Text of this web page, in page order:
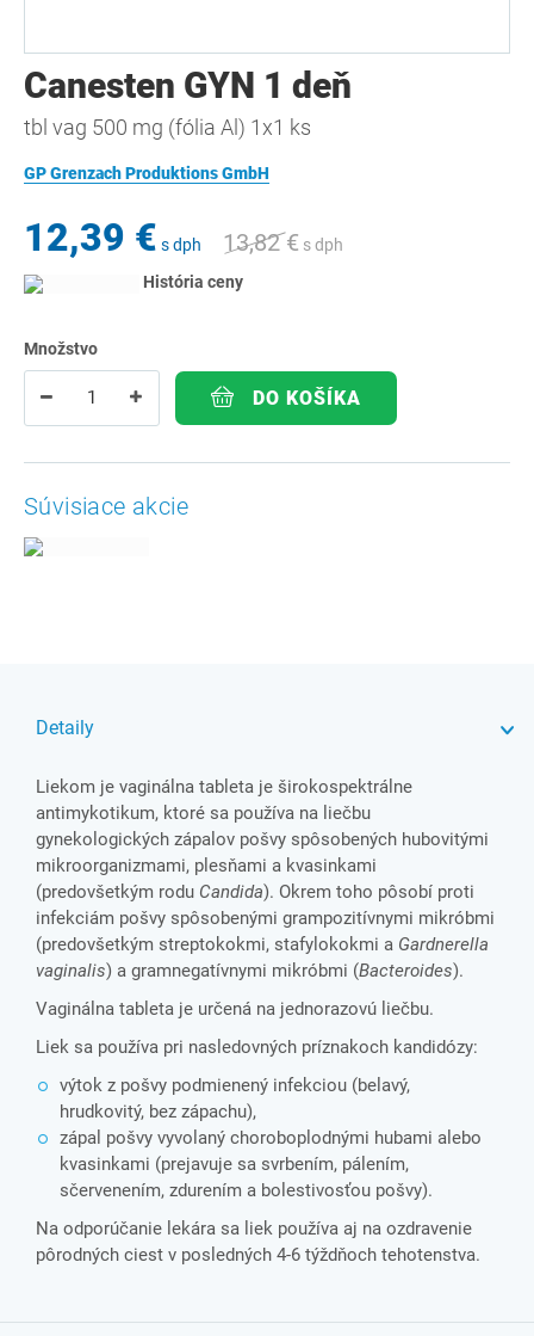
Canesten GYN 1 deň
tbl vag 500 mg (fólia Al) 1x1 ks
GP Grenzach Produktions GmbH
12,39 € s dph 13,82 € s dph
História ceny
Množstvo
DO KOŠÍKA
Súvisiace akcie
Detaily
Liekom je vaginálna tableta je širokospektrálne
antimykotikum, ktoré sa používa na liečbu
gynekologických zápalov pošvy spôsobených hubovitými
mikroorganizmami, plesňami a kvasinkami
(predovšetkým rodu Candida). Okrem toho pôsobí proti
infekciám pošvy spôsobenými grampozitívnymi mikróbmi
(predovšetkým streptokokmi, stafylokokmi a Gardnerella
vaginalis) a gramnegatívnymi mikróbmi (Bacteroides).
Vaginálna tableta je určená na jednorazovú liečbu.
Liek sa používa pri nasledovných príznakoch kandidózy:
výtok z pošvy podmienený infekciou (belavý,
hrudkovitý, bez zápachu),
zápal pošvy vyvolaný choroboplodnými hubami alebo
kvasinkami (prejavuje sa svrbením, pálením,
sčervenením, zdurením a bolestivosťou pošvy).
Na odporúčanie lekára sa liek používa aj na ozdravenie
pôrodných ciest v posledných 4-6 týždňoch tehotenstva.